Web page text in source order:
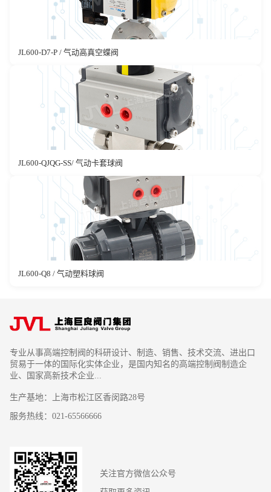
JL600-D7-P / 气动高真空蝶阀
JL600-QJQG-SS/ 气动卡套球阀
JL600-Q8 / 气动塑料球阀
专业从事高端控制阀的科研设计、制造、销售、技术交流、进出口
贸易于一体的国际化实体企业，是国内知名的高端控制阀制造企
业、国家高新技术企业...
生产基地：上海市松江区香闵路28号
服务热线：021-65566666
关注官方微信公众号